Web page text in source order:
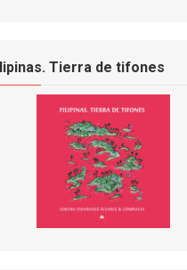
Tierra de tifones